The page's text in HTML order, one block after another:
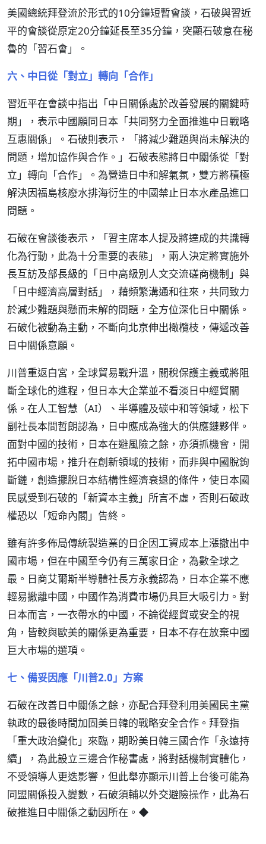
美國總統拜登流於形式的10分鐘短暫會談，石破與習近
平的會談從原定20分鐘延長至35分鐘，突顯石破意在秘
魯的「習石會」。
六、中日從「對立」轉向「合作」
習近平在會談中指出「中日關係處於改善發展的關鍵時
期」，表示中國願同日本「共同努力全面推進中日戰略
互惠關係」。石破則表示，「將減少難題與尚未解決的
問題，增加協作與合作。」石破表態將日中關係從「對
立」轉向「合作」。為營造日中和解氣氛，雙方將積極
解決因福島核廢水排海衍生的中國禁止日本水產品進口
問題。
石破在會談後表示，「習主席本人提及將達成的共識轉
化為行動，此為十分重要的表態」，兩人決定將實施外
長互訪及部長級的「日中高級別人文交流磋商機制」與
「日中經濟高層對話」，藉頻繁溝通和往來，共同致力
於減少難題與懸而未解的問題，全方位深化日中關係。
石破化被動為主動，不斷向北京伸出橄欖枝，傳遞改善
日中關係意願。
川普重返白宮，全球貿易戰升溫，關稅保護主義或將阻
斷全球化的進程，但日本大企業並不看淡日中經貿關
係。在人工智慧（AI）、半導體及碳中和等領域，松下
副社長本間哲朗認為，日中應成為強大的供應鏈夥伴。
面對中國的技術，日本在避風險之餘，亦須抓機會，開
拓中國市場，推升在創新領域的技術，而非與中國脫鉤
斷鏈，創造擺脫日本結構性經濟衰退的條件，使日本國
民感受到石破的「新資本主義」所言不虛，否則石破政
權恐以「短命內閣」告終。
雖有許多佈局傳統製造業的日企因工資成本上漲撤出中
國市場，但在中國至今仍有三萬家日企，為數全球之
最。日商艾爾斯半導體社長方永義認為，日本企業不應
輕易撤離中國，中國作為消費市場仍具巨大吸引力。對
日本而言，一衣帶水的中國，不論從經貿或安全的視
角，皆較與歐美的關係更為重要，日本不存在放棄中國
巨大市場的選項。
七、備妥因應「川普2.0」方案
石破在改善日中關係之餘，亦配合拜登利用美國民主黨
執政的最後時間加固美日韓的戰略安全合作。拜登指
「重大政治變化」來臨，期盼美日韓三國合作「永遠持
續」，為此設立三邊合作秘書處，將對話機制實體化，
不受領導人更迭影響，但此舉亦顯示川普上台後可能為
同盟關係投入變數，石破須輔以外交避險操作，此為石
破推進日中關係之動因所在。◆